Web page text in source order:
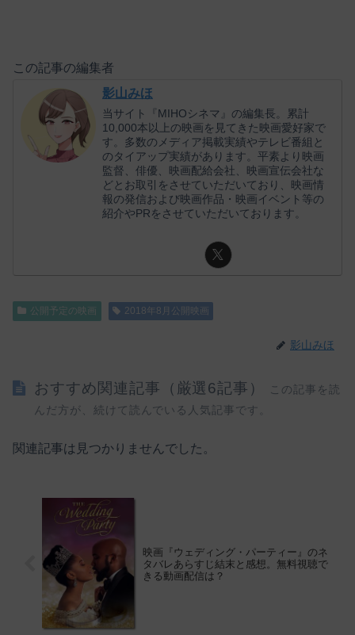
この記事の編集者
影山みほ
当サイト『MIHOシネマ』の編集長。累計
10,000本以上の映画を見てきた映画愛好家で
す。多数のメディア掲載実績やテレビ番組と
のタイアップ実績があります。平素より映画
監督、俳優、映画配給会社、映画宣伝会社な
どとお取引をさせていただいており、映画情
報の発信および映画作品・映画イベント等の
紹介やPRをさせていただいております。
公開予定の映画 2018年8月公開映画
影山みほ
おすすめ関連記事（厳選6記事）
この記事を読
んだ方が、続けて読んでいる人気記事です。
関連記事は見つかりませんでした。
映画『ウェディング・パーティー』のネ
タバレあらすじ結末と感想。無料視聴で
きる動画配信は？